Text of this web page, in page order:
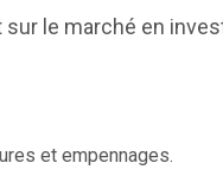
le marché en
et empennages.